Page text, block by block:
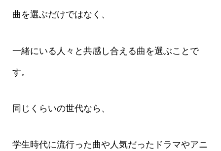
曲を選ぶだけではなく、
一緒にいる人々と共感し合える曲を選ぶことで
す。
同じくらいの世代なら、
学生時代に流行った曲や人気だったドラマやアニ